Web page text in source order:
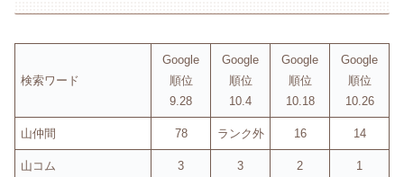
検索ワード
Google
順位
9.28
Google
順位
10.4
Google
順位
10.18
Google
順位
10.26
山仲間 78 ランク外 16 14
山コム 3 3 2 1